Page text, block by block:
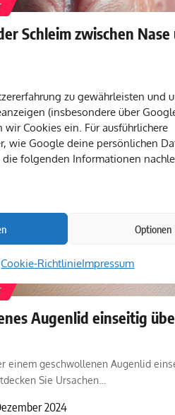
zu gewährleisten und
(insbesondere über
wir Cookies ein. Für ausführlichere
wie Google deine persönlichen
folgenden Informationen
Optionen
Cookie-RichtlinieImpressum
Schleim zwischen Nase
Rachen. Entdecken…
2024
Augenlid einseitig
einem geschwollenen Augenlid
Sie Ursachen…
2024